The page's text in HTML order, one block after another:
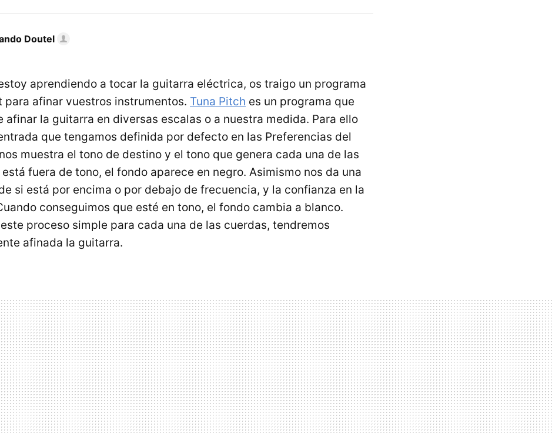
Doutel
aprendiendo a tocar la guitarra eléctrica, os traigo un programa
para afinar vuestros instrumentos. Tuna Pitch es un programa que
afinar la guitarra en diversas escalas o a nuestra medida. Para ello
que tengamos definida por defecto en las Preferencias del
muestra el tono de destino y el tono que genera cada una de las
fuera de tono, el fondo aparece en negro. Asimismo nos da una
si está por encima o por debajo de frecuencia, y la confianza en la
conseguimos que esté en tono, el fondo cambia a blanco.
proceso simple para cada una de las cuerdas, tendremos
afinada la guitarra.